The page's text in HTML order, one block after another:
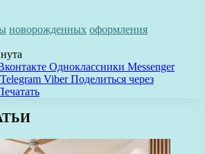
новорожденных оформления
Одноклассники Messenger
Telegram Viber Поделиться через